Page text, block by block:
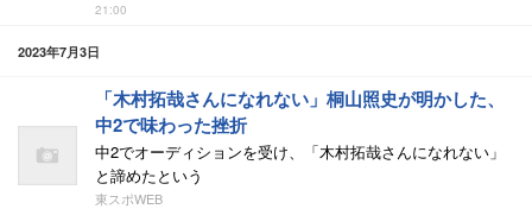
21:00
2023年7月3日
「木村拓哉さんになれない」桐山照史が明かした、
中2で味わった挫折
中2でオーディションを受け、「木村拓哉さんになれない」
と諦めたという
東スポWEB